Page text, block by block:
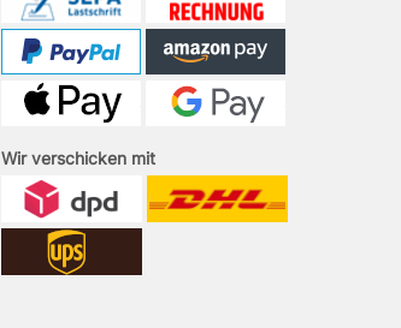
Wir verschicken mit